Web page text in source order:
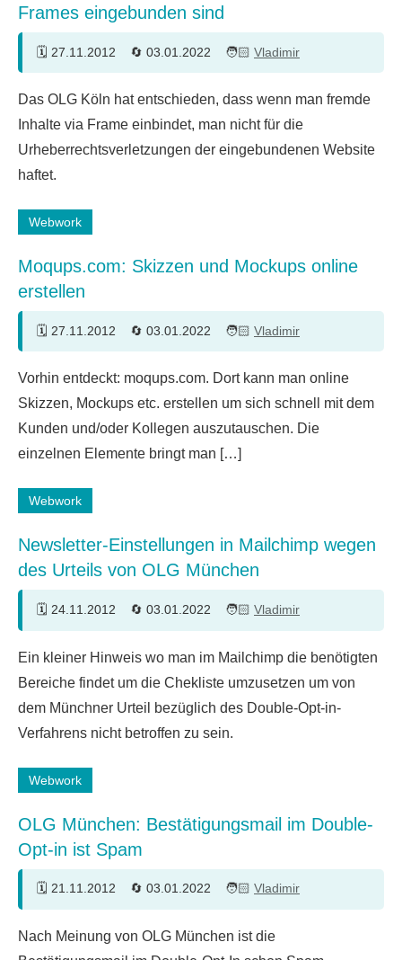
Frames eingebunden sind
27.11.2012 03.01.2022 Vladimir
Kommentar
Das OLG Köln hat entschieden, dass wenn man fremde
Inhalte via Frame einbindet, man nicht für die
Urheberrechtsverletzungen der eingebundenen Website
haftet.
Webwork
Moqups.com: Skizzen und Mockups online
erstellen
27.11.2012 03.01.2022 Vladimir
Kommentare
Vorhin entdeckt: moqups.com. Dort kann man online
Skizzen, Mockups etc. erstellen um sich schnell mit dem
Kunden und/oder Kollegen auszutauschen. Die
einzelnen Elemente bringt man […]
Webwork
Newsletter-Einstellungen in Mailchimp wegen
des Urteils von OLG München
24.11.2012 03.01.2022 Vladimir
Kommentare
Ein kleiner Hinweis wo man im Mailchimp die benötigten
Bereiche findet um die Chekliste umzusetzen um von
dem Münchner Urteil bezüglich des Double-Opt-in-
Verfahrens nicht betroffen zu sein.
Webwork
OLG München: Bestätigungsmail im Double-
Opt-in ist Spam
21.11.2012 03.01.2022 Vladimir
Kommentare
Nach Meinung von OLG München ist die